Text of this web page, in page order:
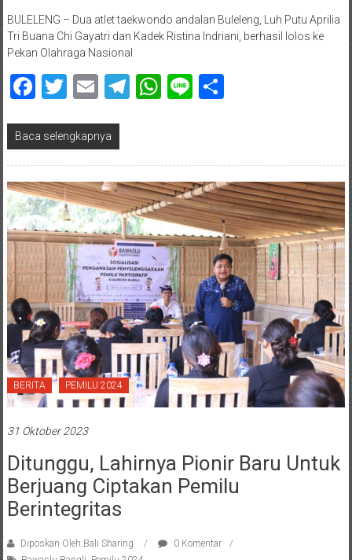
BULELENG – Dua atlet taekwondo andalan Buleleng, Luh Putu Aprilia
Tri Buana Chi Gayatri dan Kadek Ristina Indriani, berhasil lolos ke
Pekan Olahraga Nasional
Facebook
Twitter
EmailTelegram
WhatsApp
LineShare
Baca selengkapnya
BERITA PEMILU 2024
31 Oktober 2023
Ditunggu, Lahirnya Pionir Baru Untuk
Berjuang Ciptakan Pemilu
Berintegritas
Diposkan Oleh:Bali Sharing
0 Komentar